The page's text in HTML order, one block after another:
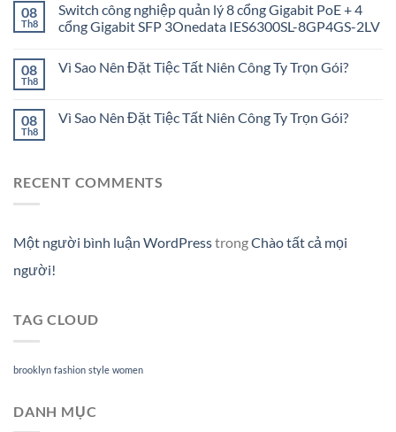
08
Th8
Switch công nghiệp quản lý 8 cổng Gigabit PoE + 4
cổng Gigabit SFP 3Onedata IES6300SL-8GP4GS-2LV
08
Th8
Vì Sao Nên Đặt Tiệc Tất Niên Công Ty Trọn Gói?
08
Th8
Vì Sao Nên Đặt Tiệc Tất Niên Công Ty Trọn Gói?
RECENT COMMENTS
Một người bình luận WordPresstrongChào tất cả mọi
người!
TAG CLOUD
brooklyn fashion style women
DANH MỤC